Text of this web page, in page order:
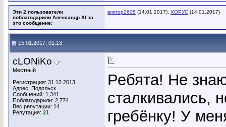
Эти 2 пользователи
поблагодарили Александр XI за
это сообщение:
виктор2605 (14.01.2017), ХОРУС (14.01.2017)
15.01.2017, 01:13
cLONiKo
Местный
Регистрация: 31.12.2013
Адрес: Подольск
Сообщений: 1,341
Поблагодарили: 2,774
Вес репутации: 14
Репутация: 21
Ребята! Не
сталкивались,
гребёнку! У